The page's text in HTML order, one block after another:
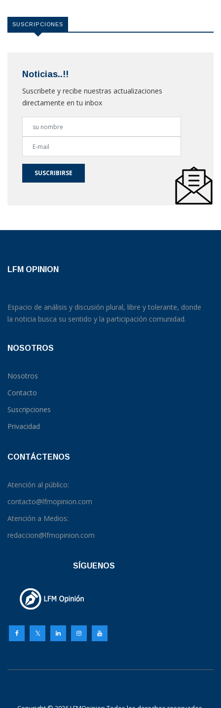
SUSCRIPCIONES
Noticias..!!
Suscribete y recibe nuestras actualizaciones
directamente en tu inbox
SUSCRIBIRSE
LFM OPINION
Espacio de análisis y discusión plural, libre y tolerante, donde
la noticia busca su sentido y la participación comunidad.
NOSOTROS
Nosotros
Contacto
Suscripciones
Privacidad
CONTÁCTENOS
Atención al público:
contacto@lfmopinion.com
Atención a Medios:
redaccion@lfmopinion.com
SÍGUENOS